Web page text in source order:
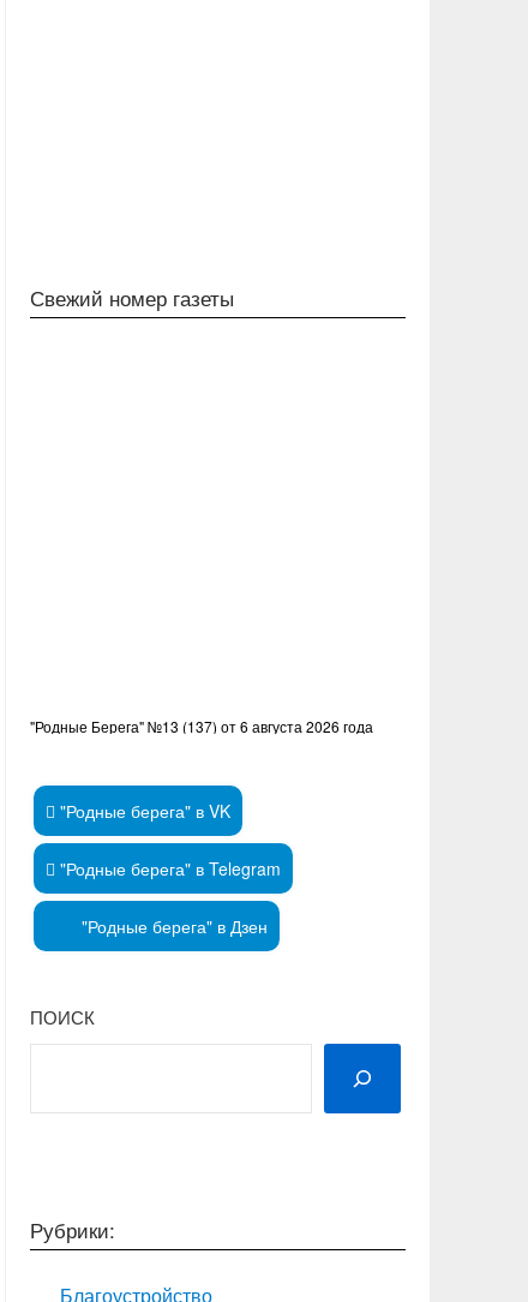
Свежий номер газеты
"Родные Берега" №13 (137) от 6 августа 2026 года
"Родные берега" в VK
"Родные берега" в Telegram
"Родные берега" в Дзен
ПОИСК
Рубрики:
Благоустройство